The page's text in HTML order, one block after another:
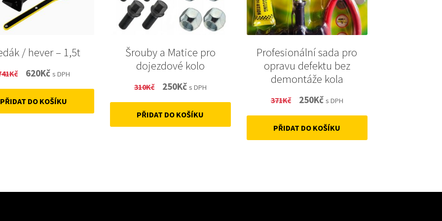
/ hever – 1,5t
Kč
Original
price
was:
620KčCurrent
price
is:
s DPH
PŘIDAT DO KOŠÍKU
Šrouby a Matice pro
dojezdové kolo
310Kč
Original
price
was:
250KčCurrent
price
is:
s DPH
PŘIDAT DO KOŠÍKU
Profesionální sada pro
opravu defektu bez
demontáže kola
371Kč
Original
price
was:
250KčCurrent
price
is:
s DPH
PŘIDAT DO KOŠÍKU